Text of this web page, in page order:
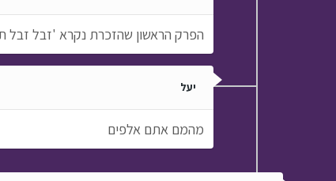
הפרק הראשון שהזכרת נקרא 'זבל זבל
יעל
מהמם אתם אלפים